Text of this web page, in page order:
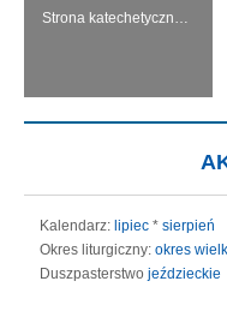
Strona katechetyczna KERYGMA jest próbą włączenia środków informatyki w dzieło głoszenia Ewangelii, zwłaszcza w ramach szkolnej katechezy.
Kalendarz: lipiec * sierpień
Okres liturgiczny: okres
Duszpasterstwo jeździeckie